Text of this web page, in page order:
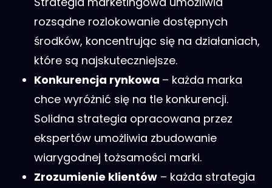
rozsądne rozlokowanie dostępnych
środków, koncentrując się na działaniach,
które są najskuteczniejsze.
Konkurencja rynkowa – każda marka
chce wyróżnić się na tle konkurencji.
Solidna strategia opracowana przez
ekspertów umożliwia zbudowanie
wiarygodnej tożsamości marki.
Zrozumienie klientów – każda strategia